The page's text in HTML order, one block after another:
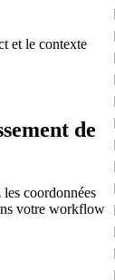
et le contexte
de
coordonnées
votre workflow